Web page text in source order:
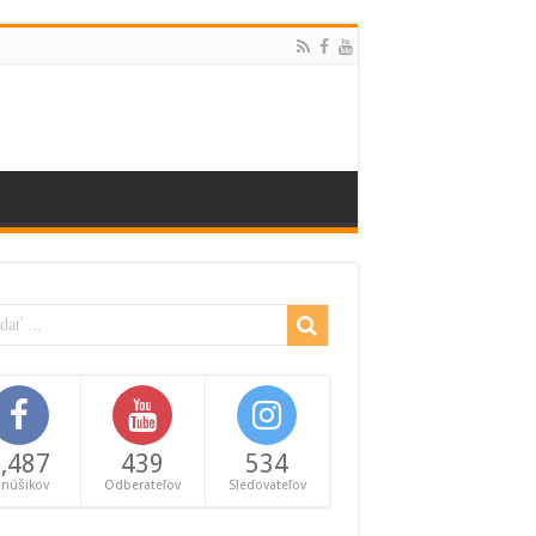
439
Odberateľov
534
Sledovateľov